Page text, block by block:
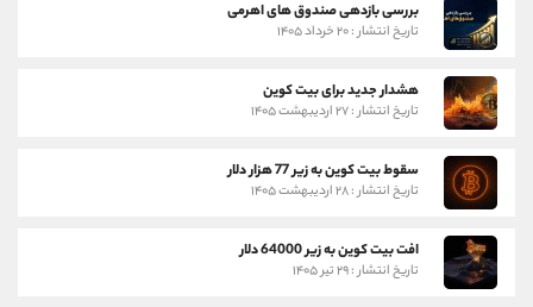
بررسی بازدهی صندوق های اهرمی
تاریخ انتشار : ۲۰ خرداد ۱۴۰۵
هشدار جدید برای بیت کوین
تاریخ انتشار : ۲۷ اردیبهشت ۱۴۰۵
سقوط بیت کوین به زیر 77 هزار دلار
تاریخ انتشار : ۲۸ اردیبهشت ۱۴۰۵
افت بیت کوین به زیر 64000 دلار
تاریخ انتشار : ۲۹ تیر ۱۴۰۵